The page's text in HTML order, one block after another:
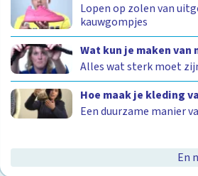
Lopen op zolen van
kauwgompjes
Wat kun je maken van
Alles wat sterk moet
Hoe maak je kleding
Een duurzame manier
En